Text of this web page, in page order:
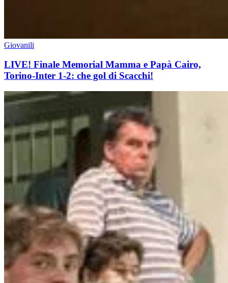
Giovanili
LIVE! Finale Memorial Mamma e Papà Cairo,
Torino-Inter 1-2: che gol di Scacchi!